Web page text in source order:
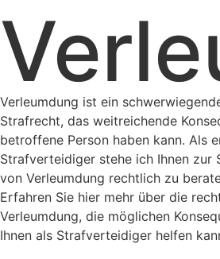
Verleumdung ist ein
Strafrecht, das weitreichende
betroffene Person haben kann. Als
Strafverteidiger stehe ich Ihnen zur
von Verleumdung rechtlich zu
Erfahren Sie hier mehr über die
Verleumdung, die möglichen
Ihnen als Strafverteidiger helfen